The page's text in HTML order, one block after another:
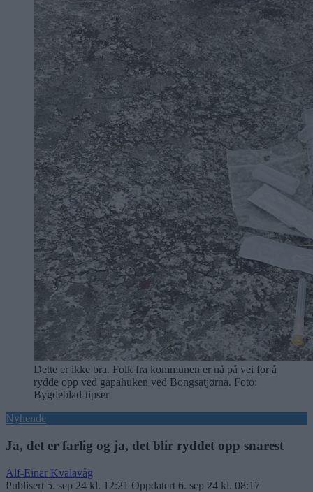
Dette er ikke bra. Folk fra kommunen er nå på vei for å
rydde opp ved gapahuken ved Bongsatjørna. Foto:
Bygdeblad-tipser
Nyhende
Ja, det er farlig og ja, det blir ryddet opp snarest
Alf-Einar Kvalavåg
Publisert 5. sep 24 kl. 12:21 Oppdatert 6. sep 24 kl. 08:17